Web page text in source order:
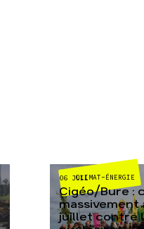
CLIMAT-ÉNERGIE
06 JUIL
Cigéo/Bure :
massivement
juillet contre